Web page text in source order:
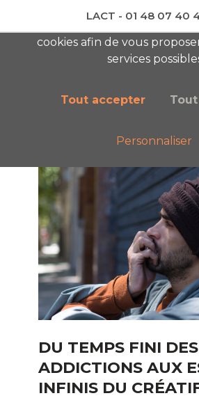
DU TEMPS FINI DES
ADDICTIONS AUX
INFINIS DU
cookies afin de vous
services
Tout accepter
Personnaliser
LACT - 01 48 07 40